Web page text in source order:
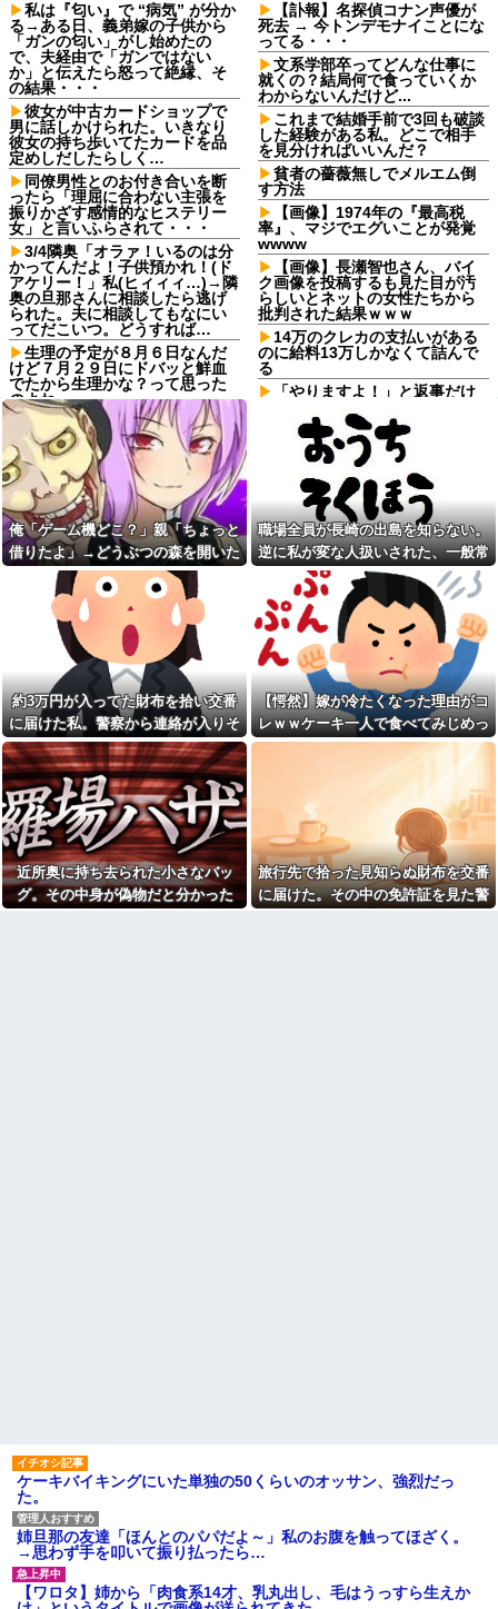
私は『匂い』で “病気” が分か
る→ある日、義弟嫁の子供から
「ガンの匂い」がし始めたの
で、夫経由で「ガンではない
か」と伝えたら怒って絶縁、そ
の結果・・・
彼女が中古カードショップで
男に話しかけられた。いきなり
彼女の持ち歩いてたカードを品
定めしだしたらしく…
同僚男性とのお付き合いを断
ったら「理屈に合わない主張を
振りかざす感情的なヒステリー
女」と言いふらされて・・・
3/4隣奥「オラァ！いるのは分
かってんだよ！子供預かれ！(ド
アケリー！」私(ヒィィィ…)→隣
奥の旦那さんに相談したら逃げ
られた。夫に相談してもなにい
ってだこいつ。どうすれば…
生理の予定が８月６日なんだ
けど７月２９日にドバッと鮮血
でたから生理かな？って思った
のよね
【は？】 停車中、車にぶつけ
られた私「警察呼ぶ」相手のお
ばさん「今時間ないんだけど！
警察何分で来るの！？早くし
ろ！怒」私「はぁ？」そこへ警...
同僚A「うちの旦那だけ招待さ
れてない！」新婦「申し訳ない
けど…」→披露宴の空気が一気
に凍りついて…
店員「レバーは焼いてお召し
上がりください」俺「大丈夫で
しょ」→生で食べた瞬間、店員
が血相を変えてきて…
春から小学生なんだけど、6畳
のリビングに子供の勉強机置く
のって無理だよね
我が子と同じ名前をつけた後
輩嫁。喜んでいたはずなのに、
突然子供を拒絶するようにな
り…
お腹の中にいる子供が男だと
判明したら嫁がキレ出した。嫁
はどうしても女が欲しかったら
しく...
【悲報】 ワイ「ラーメン一袋
だけじゃ足らんわ！二袋作った
ろ！」→結果ｗｗｗ
【爆笑動画】ママさん「新し
い洗濯機買って1発目に回したら
私「初めて飲む味だけどなん
のお茶？」彼「ちっ！」私「」
【GIF】JSのカンチョーワロ
タ
後続車にクラクションを鳴ら
され彼氏が逆切れ。「何クラク
ション鳴らしてんだ！降りてこ
いよ！」と怒鳴りだし...
【訃報】名探偵コナン声優が
死去 → 今トンデモナイことにな
ってる・・・
文系学部卒ってどんな仕事に
就くの？結局何で食っていくか
わからないんだけど...
これまで結婚手前で3回も破談
した経験がある私。どこで相手
を見分ければいいんだ？
貧者の薔薇無しでメルエム倒
す方法
【画像】1974年の『最高税
率』、マジでエグいことが発覚
wwww
【画像】長瀬智也さん、バイ
ク画像を投稿するも見た目が汚
らしいとネットの女性たちから
批判された結果ｗｗｗ
14万のクレカの支払いがある
のに給料13万しかなくて詰んで
る
「やりますよ！」と返事だけ
場の無能、催促しても放置→引
き取ろうとすると「申し訳ない
からやる」と拒否…やる気ない
なら引き受けるなよ・・・
鍵失くした男「45分だけ部屋
に入れろ！何もしないから！」
→女子大生「無理です（警察呼
びます）」→男「熱中症になれ
ってか！使えないな！」完全に
不審者で草ｗｗｗ
【人口激変】日本人が減り
「外国人が増えた」自治体ラン
キング、1位大阪市 2位横浜市 3
位名古屋市 4位京都市 5位川口
市 日本人の不安高まる
彼と婚約指輪を見に行っ
た。 店員「ご予算は？」 彼氏
「80万円くらいで。最大で90万
円かな…」 80万w 私の価値は
80万かwww なんか悔し
い………負け組って感じで他
甥(小学生)と義兄は 「カブト
ムシとりに行くから明日早起き
だな！」 と二人でウキウキして
いた。
鍵失くした男「45分だけ部屋
に入れろ！何もしないから！」
→女子大生「無理です（警察呼
びます）」→男「熱中症になれ
ってか！使えないな！」完全に
俺「ゲーム機どこ？」親「ちょっと
借りたよ」→どうぶつの森を開いた
瞬間、村が大変なことになってい
て…
職場全員が長崎の出島を知らない。
逆に私が変な人扱いされた、一般常
識だと思ってたのに
約3万円が入ってた財布を拾い交番
に届けた私。警察から連絡が入りそ
の金が私のものになった結果...
【愕然】嫁が冷たくなった理由がコ
レｗｗケーキ一人で食べてみじめっ
て言われてた・・・
近所奥に持ち去られた小さなバッ
グ。その中身が偽物だと分かった
旅行先で拾った見知らぬ財布を交番
に届けた。その中の免許証を見た警
ケーキバイキングにいた単独の50くらいのオッサン、強烈だっ
た。
姉旦那の友達「ほんとのパパだよ～」私のお腹を触ってほざく。
→思わず手を叩いて振り払ったら…
【ワロタ】姉から「肉食系14才、乳丸出し、毛はうっすら生えか